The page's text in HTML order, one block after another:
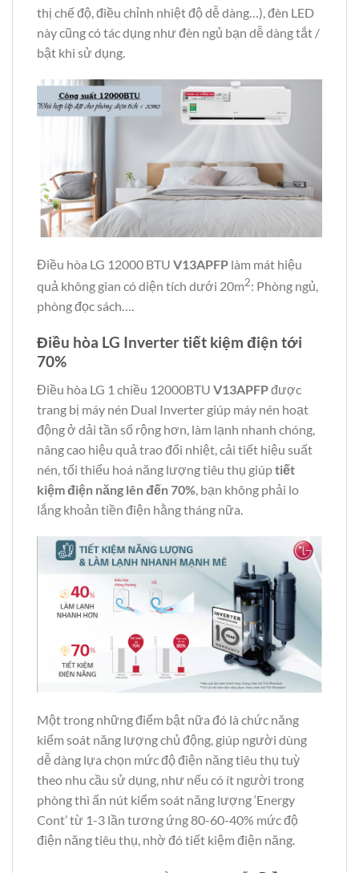
thị chế độ, điều chỉnh nhiệt độ dễ dàng…), đèn LED
này cũng có tác dụng như đèn ngủ bạn dễ dàng tắt /
bật khi sử dụng.
Điều hòa LG 12000 BTU V13APFP làm mát hiệu
quả không gian có diện tích dưới 20m2: Phòng ngủ,
phòng đọc sách….
Điều hòa LG Inverter tiết kiệm điện tới
70%
Điều hòa LG 1 chiều 12000BTU V13APFPđược
trang bị máy nén Dual Inverter giúp máy nén hoạt
động ở dải tần số rộng hơn, làm lạnh nhanh chóng,
nâng cao hiệu quả trao đổi nhiệt, cải tiết hiệu suất
nén, tối thiểu hoá năng lượng tiêu thụ giúptiết
kiệm điện năng lên đến 70%, bạn không phải lo
lắng khoản tiền điện hằng tháng nữa.
Một trong những điểm bật nữa đó là chức năng
kiểm soát năng lượng chủ động, giúp người dùng
dễ dàng lựa chọn mức độ điện năng tiêu thụ tuỳ
theo nhu cầu sử dụng, như nếu có ít người trong
phòng thì ấn nút kiểm soát năng lượng ‘Energy
Cont’ từ 1-3 lần tương ứng 80-60-40% mức độ
điện năng tiêu thụ, nhờ đó tiết kiệm điện năng.